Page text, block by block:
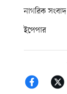
নাগরিক সংবাদ
ইপেপার